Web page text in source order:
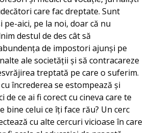
care fac dreptate. Sunt
pe-aici, pe la noi, doar că nu
destul de des cât să
de impostori ajunși pe
ale societății și să contracareze
treptată pe care o suferim.
încrederea se estompează și
de ce ai fi corect cu cineva care te
bine celui ce îți face rău? Un cerc
cu alte cercuri vicioase în care